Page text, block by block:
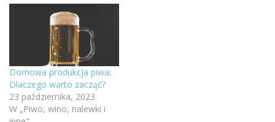
Domowa produkcja piwa:
Dlaczego warto zacząć?
23 października, 2023
W „Piwo, wino, nalewki i